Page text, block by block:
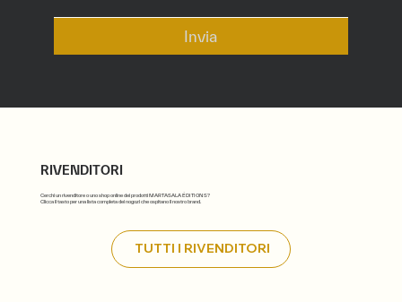
RIVENDITORI
Cerchi un rivenditore o uno shop online dei prodotti MARTASALA ÉDITIONS?
Clicca il tasto per una lista completa dei nogozi che ospitano il nostro brand.
TUTTI I RIVENDITORI
Invia